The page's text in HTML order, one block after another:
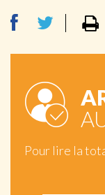
Pour lire la